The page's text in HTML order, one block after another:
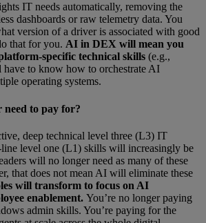
IT needs automatically, removing the
dashboards or raw telemetry data. You
version of a driver is associated with good
that for you. AI in DEX will mean you
specific technical skills (e.g.,
have to know how to orchestrate AI
operating systems.
to pay for?
deep technical level three (L3) IT
level one (L1) skills will increasingly be
will no longer need as many of these
that does not mean AI will eliminate these
will transform to focus on AI
enablement. You’re no longer paying
admin skills. You’re paying for the